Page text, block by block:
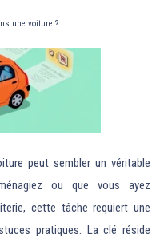
une voiture ?
peut sembler un véritable
ou que vous ayez
cette tâche requiert une
pratiques. La clé réside